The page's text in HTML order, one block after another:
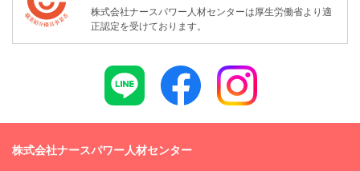
株式会社ナースパワー人材センターは厚生労働省より適
正認定を受けております。
株式会社ナースパワー人材センター